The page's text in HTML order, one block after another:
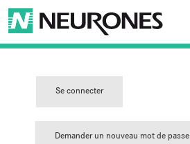
Aller au contenu principal
NEURONES
ONGLETS PRINCIPAUX
Se connecter(ongl
Demander un nouveau mot de passe